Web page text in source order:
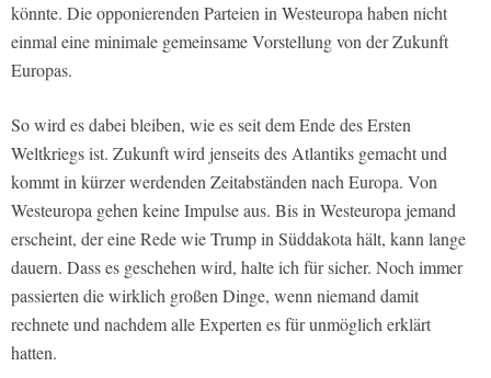
könnte. Die opponierenden Parteien in Westeuropa haben nicht
einmal eine minimale gemeinsame Vorstellung von der Zukunft
Europas.
So wird es dabei bleiben, wie es seit dem Ende des Ersten
Weltkriegs ist. Zukunft wird jenseits des Atlantiks gemacht und
kommt in kürzer werdenden Zeitabständen nach Europa. Von
Westeuropa gehen keine Impulse aus. Bis in Westeuropa jemand
erscheint, der eine Rede wie Trump in Süddakota hält, kann lange
dauern. Dass es geschehen wird, halte ich für sicher. Noch immer
passierten die wirklich großen Dinge, wenn niemand damit
rechnete und nachdem alle Experten es für unmöglich erklärt
hatten.